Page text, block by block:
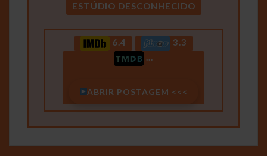
ESTÚDIO DESCONHECIDO
6.4
3.3
…
ABRIR POSTAGEM <<<